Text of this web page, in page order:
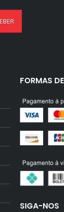
FORMAS
SIGA-NOS